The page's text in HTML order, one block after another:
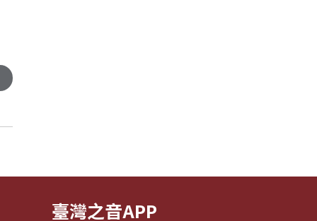
臺灣之音APP